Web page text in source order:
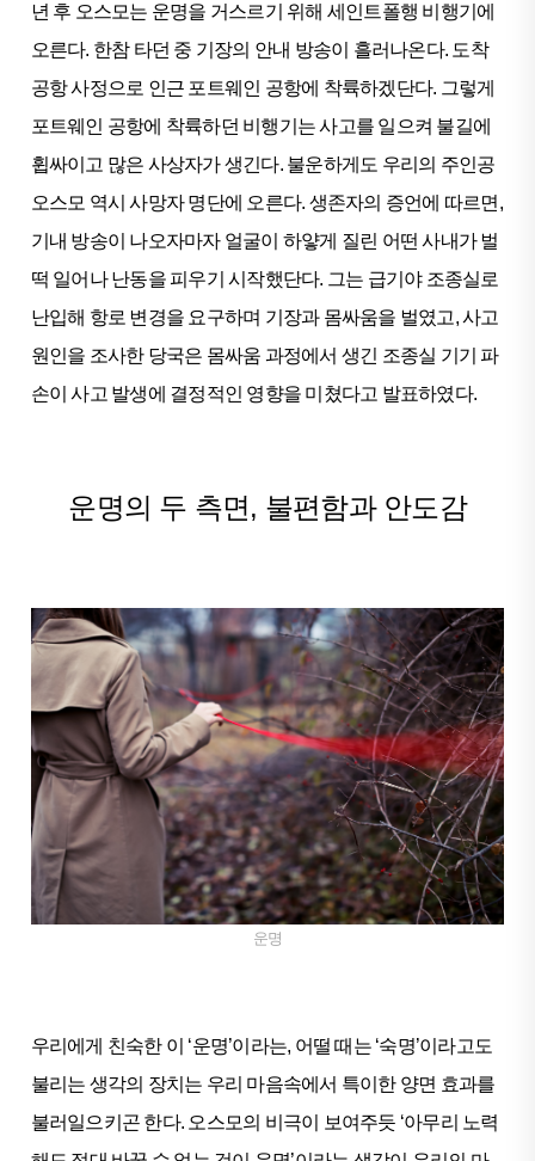
년 후 오스모는 운명을 거스르기 위해 세인트폴행 비행기에
오른다. 한참 타던 중 기장의 안내 방송이 흘러나온다. 도착
공항 사정으로 인근 포트웨인 공항에 착륙하겠단다. 그렇게
포트웨인 공항에 착륙하던 비행기는 사고를 일으켜 불길에
휩싸이고 많은 사상자가 생긴다. 불운하게도 우리의 주인공
오스모 역시 사망자 명단에 오른다. 생존자의 증언에 따르면,
기내 방송이 나오자마자 얼굴이 하얗게 질린 어떤 사내가 벌
떡 일어나 난동을 피우기 시작했단다. 그는 급기야 조종실로
난입해 항로 변경을 요구하며 기장과 몸싸움을 벌였고, 사고
원인을 조사한 당국은 몸싸움 과정에서 생긴 조종실 기기 파
손이 사고 발생에 결정적인 영향을 미쳤다고 발표하였다.
운명의 두 측면, 불편함과 안도감
운명
우리에게 친숙한 이 ‘운명’이라는, 어떨 때는 ‘숙명’이라고도
불리는 생각의 장치는 우리 마음속에서 특이한 양면 효과를
불러일으키곤 한다. 오스모의 비극이 보여주듯 ‘아무리 노력